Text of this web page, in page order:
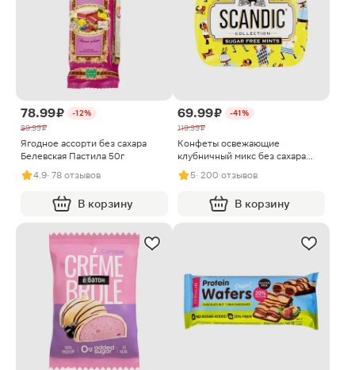
78.99 ₽
-12%
89.99 ₽
Ягодное ассорти без сахара
Белевская Пастила 50г
4.9· 78 отзывов
В корзину
69.99 ₽
-41%
119.99 ₽
Конфеты освежающие
клубничный микс без сахара
Scandic 14г
5· 200 отзывов
В корзину